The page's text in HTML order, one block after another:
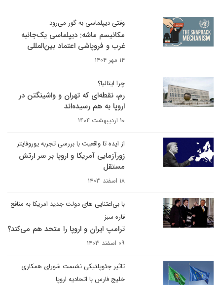
وقتی دیپلماسی به گور می‌رود
مکانیسم ماشه: دیپلماسی یک‌جانبه
غرب و فروپاشی اعتماد بین‌المللی
۱۴ مهر ۱۴۰۴
چرا ایتالیا؟
رم، نقطه‌ای که تهران و واشینگتن در
اروپا به هم رسیده‌اند
۱۰ اردیبهشت ۱۴۰۴
از ایده تا واقعیت با بررسی تجربه یوروفایتر
زورآزمایی آمریکا و اروپا بر سر ارتش
مستقل
۱۸ اسفند ۱۴۰۳
با بی‌اعتنایی های دولت جدید امریکا به منافع
قاره سبز
ترامپ ایران و اروپا را متحد هم می‌کند؟
۰۹ اسفند ۱۴۰۳
تاثیر جئوپلتیکی نشست شورای همکاری
خلیج فارس با اتحادیه اروپا